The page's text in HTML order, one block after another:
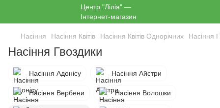
Насіння Насіння Квітів Насіння Квітів Однорічних Насіння
Насіння Гвоздики
Насіння Адонісу Насіння Айстри
Насіння Вербени Насіння Волошки